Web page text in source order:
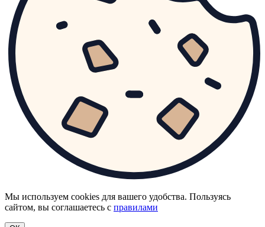
Мы используем cookies для вашего удобства. Пользуясь
сайтом, вы соглашаетесь с правилами